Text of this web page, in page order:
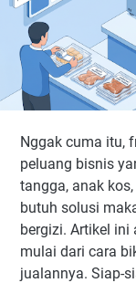
Nggak cuma itu,
peluang bisnis
tangga, anak
butuh solusi
bergizi. Artikel
mulai dari cara
jualannya. Siap-